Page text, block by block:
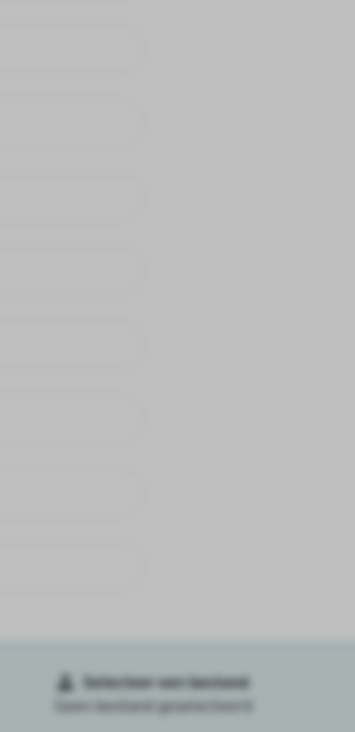
Geen bestand geselecteerd
Selecteer een bestand